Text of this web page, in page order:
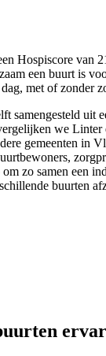
Hospiscore van
een buurt is
met of zonder
samengesteld uit
we Linter
gemeenten in
zo samen een
buurten